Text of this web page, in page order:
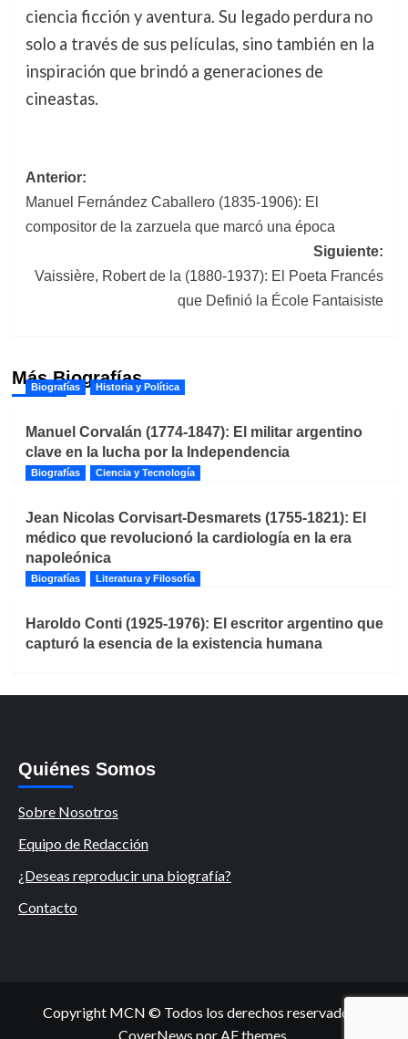
ciencia ficción y aventura. Su legado perdura no
solo a través de sus películas, sino también en la
inspiración que brindó a generaciones de
cineastas.
Navegación
de
entradas
Anterior:
Manuel Fernández Caballero (1835-1906): El
compositor de la zarzuela que marcó una época
Siguiente:
Vaissière, Robert de la (1880-1937): El Poeta Francés
que Definió la École Fantaisiste
Más Biografías
Biografías Historia y Política
Manuel Corvalán (1774-1847): El militar argentino
clave en la lucha por la Independencia
Biografías Ciencia y Tecnología
Jean Nicolas Corvisart-Desmarets (1755-1821): El
médico que revolucionó la cardiología en la era
napoleónica
Biografías Literatura y Filosofía
Haroldo Conti (1925-1976): El escritor argentino que
capturó la esencia de la existencia humana
Quiénes Somos
Sobre Nosotros
Equipo de Redacción
¿Deseas reproducir una biografía?
Contacto
Copyright MCN © Todos los derechos reservados.
CoverNews por AF themes.